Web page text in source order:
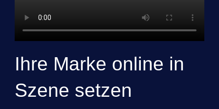
Ihre Marke online in
Szene setzen